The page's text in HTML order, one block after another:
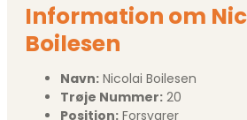
Information om
Boilesen
Navn: Nicolai Boilesen
Trøje Nummer: 20
Position: Forsvarer